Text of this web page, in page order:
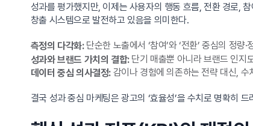
성과를 평가했지만, 이제는 사용자의 행동 흐름, 전환 경로,
창출 시스템으로 발전하고 있음을 의미한다.
측정의 다각화:단순한 노출에서 ‘참여’와 ‘전환’ 중심의 정량·
성과와 브랜드 가치의 결합:단기 매출뿐 아니라 브랜드 인지
데이터 중심 의사결정:감이나 경험에 의존하는 전략 대신, 수
결국 성과 중심 마케팅은 광고의 ‘효율성’을 수치로 명확히